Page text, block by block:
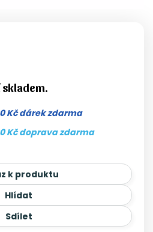
skladem.
Kč dárek zdarma
Kč doprava zdarma
k produktu
Hlídat
Sdílet